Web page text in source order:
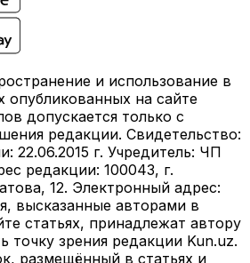
и использование в
на сайте
допускается только с
редакции. Свидетельство:
22.06.2015 г. Учредитель: ЧП
редакции: 100043, г.
12. Электронный адрес:
высказанные авторами в
статьях, принадлежат автору
точку зрения редакции Kun.uz.
размещённый в статьях и